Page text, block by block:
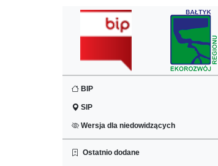
BIP
SIP
Wersja dla niedowidzących
Ostatnio dodane